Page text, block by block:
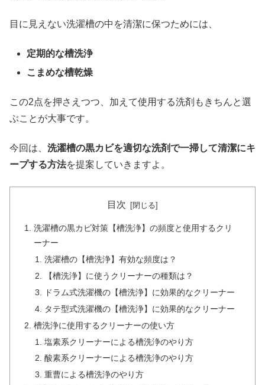
目に見えない洗濯槽の中を清潔に保つためには、
定期的な槽洗浄
こまめな槽乾燥
この2点を押さえつつ、加えて使用する洗剤もきちんと選
ぶことが大事です。
今回は、 洗濯槽の黒カビを適切な洗剤で一掃して清潔にキ
ープする方法を提案していきますよ。
目次
洗濯槽の黒カビ対策【槽洗浄】の頻度と使用するクリ
ーナー
洗濯槽の【槽洗浄】有効な頻度は？
【槽洗浄】に使うクリーナーの種類は？
ドラム式洗濯機の【槽洗浄】に効果的なクリーナー
タテ型式洗濯機の【槽洗浄】に効果的なクリーナー
槽洗浄に使用するクリーナーの使い方
塩素系クリーナーによる槽洗浄のやり方
酸素系クリーナーによる槽洗浄のやり方
重曹による槽洗浄のやり方